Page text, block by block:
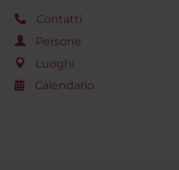
Contatti
Persone
Luoghi
Calendario